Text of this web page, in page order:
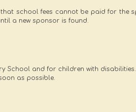
school fees cannot be paid for the
a new sponsor is found.
School and for children with
as possible.